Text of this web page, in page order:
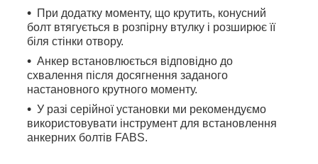
При додатку моменту, що крутить, конусний
болт втягується в розпірну втулку і розширює її
біля стінки отвору.
Анкер встановлюється відповідно до
схвалення після досягнення заданого
настановного крутного моменту.
У разі серійної установки ми рекомендуємо
використовувати інструмент для встановлення
анкерних болтів FABS.